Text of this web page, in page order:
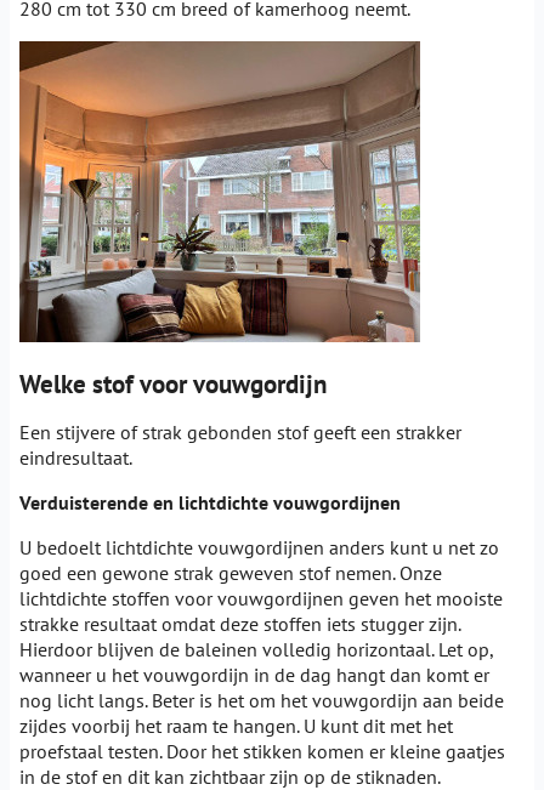
280 cm tot 330 cm breed of kamerhoog neemt.
Welke stof voor vouwgordijn
Een stijvere of strak gebonden stof geeft een strakker
eindresultaat.
Verduisterende en lichtdichte vouwgordijnen
U bedoelt lichtdichte vouwgordijnen anders kunt u net zo
goed een gewone strak geweven stof nemen. Onze
lichtdichte stoffen voor vouwgordijnen geven het mooiste
strakke resultaat omdat deze stoffen iets stugger zijn.
Hierdoor blijven de baleinen volledig horizontaal. Let op,
wanneer u het vouwgordijn in de dag hangt dan komt er
nog licht langs. Beter is het om het vouwgordijn aan beide
zijdes voorbij het raam te hangen. U kunt dit met het
proefstaal testen. Door het stikken komen er kleine gaatjes
in de stof en dit kan zichtbaar zijn op de stiknaden.